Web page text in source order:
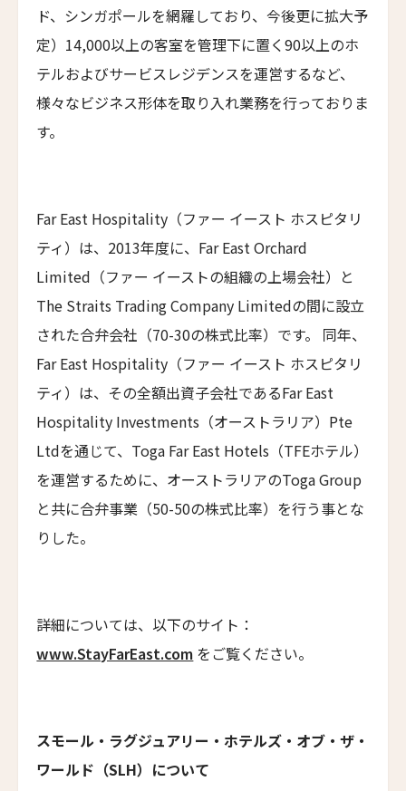
New Jingli Hotel
ジー・ユン・シュアン・チン・リゾート＆スパ
Zi Yun Xuan Qing Resort & Spa
The Moon Mansion
ヤンバイ・ヴィラ
Yanbai Villa
ジャンガラ・ドンファン
Jangala Dunhuang
LNホテル・ファイブ
LN Hotel Five
カイプー・ベルフリー
Kaipuu Belfry
ザ・バッテリー
The Battery
サウスブリッジ・ナパ・バレー
Southbridge Napa Valley
ヴィラ・ベルーノ ホテル＆スパ
Villa Beluno Hotel & Spa
カサ・デ・ウコ ヴィンヤーズ＆ワインリゾート
Casa de Uco Vineyards & Wine Resort
ド、シンガポールを網羅しており、今後更に拡大予
定）14,000以上の客室を管理下に置く90以上のホ
テルおよびサービスレジデンスを運営するなど、
様々なビジネス形体を取り入れ業務を行っておりま
す。
Far East Hospitality（ファー イースト ホスピタリ
ティ）は、2013年度に、Far East Orchard
Limited（ファー イーストの組織の上場会社）と
The Straits Trading Company Limitedの間に設立
された合弁会社（70-30の株式比率）です。 同年、
Far East Hospitality（ファー イースト ホスピタリ
ティ）は、その全額出資子会社であるFar East
Hospitality Investments（オーストラリア）Pte
Ltdを通じて、Toga Far East Hotels（TFEホテル）
を運営するために、オーストラリアのToga Group
と共に合弁事業（50-50の株式比率）を行う事とな
りした。
詳細については、以下のサイト：
www.StayFarEast.com をご覧ください。
スモール・ラグジュアリー・ホテルズ・オブ・ザ・
ワールド（SLH）について